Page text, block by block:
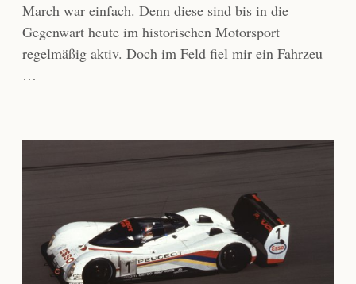
March war einfach. Denn diese sind bis in die
Gegenwart heute im historischen Motorsport
regelmäßig aktiv. Doch im Feld fiel mir ein Fahrzeu
…